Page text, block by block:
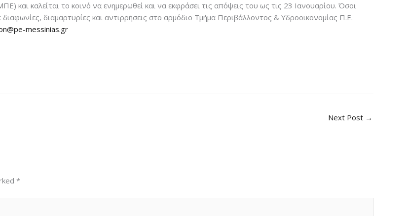
και καλείται το κοινό να ενημερωθεί και να εκφράσει τις απόψεις του ως τις 23 Ιανουαρίου. Όσοι
διαμαρτυρίες και αντιρρήσεις στο αρμόδιο Τμήμα Περιβάλλοντος & Υδροοικονομίας Π.Ε.
messinias.gr
Next Post →
*